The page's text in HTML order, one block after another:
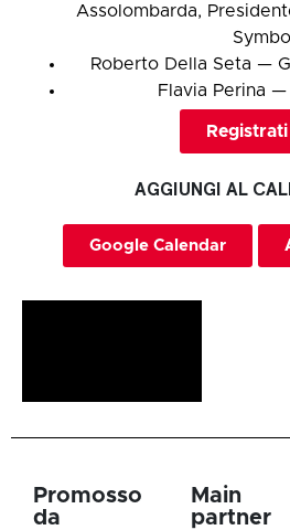
Assolombarda,
Roberto Della Seta —
Flavia Perina
Registrati
AGGIUNGI AL
Google Calendar
Promosso
da
Main
partner